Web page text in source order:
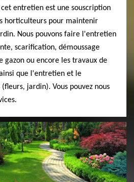
entretien est une souscription
horticulteurs pour maintenir
Nous pouvons faire l'entretien
scarification, démoussage
gazon ou encore les travaux de
que l'entretien et le
jardin). Vous pouvez nous